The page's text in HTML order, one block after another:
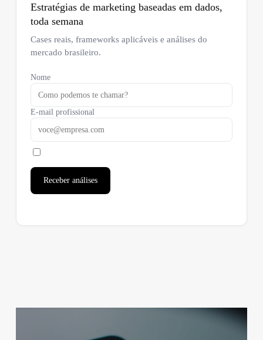
Estratégias de marketing baseadas em dados,
toda semana
Cases reais, frameworks aplicáveis e análises do
mercado brasileiro.
Nome
E-mail profissional
Receber análises